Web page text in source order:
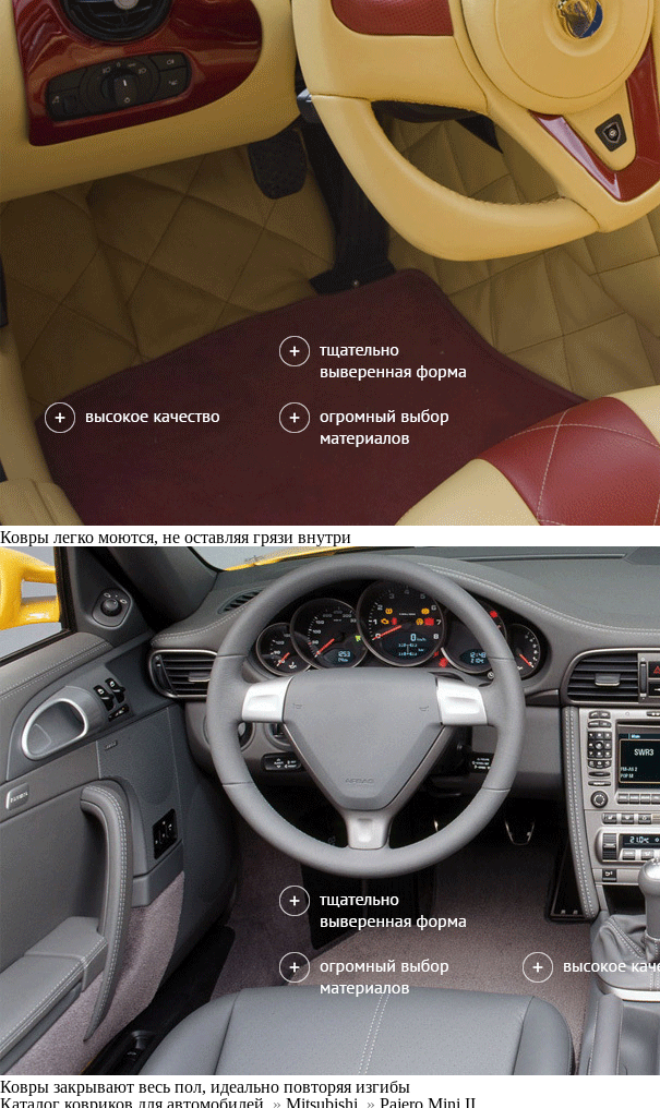
Ковры легко моются, не оставляя грязи внутри
Ковры закрывают весь пол, идеально повторяя изгибы
Каталог ковриков для автомобилей » Mitsubishi » Pajero Mini II